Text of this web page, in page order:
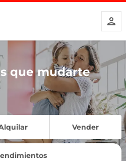
que mudarte
Vender